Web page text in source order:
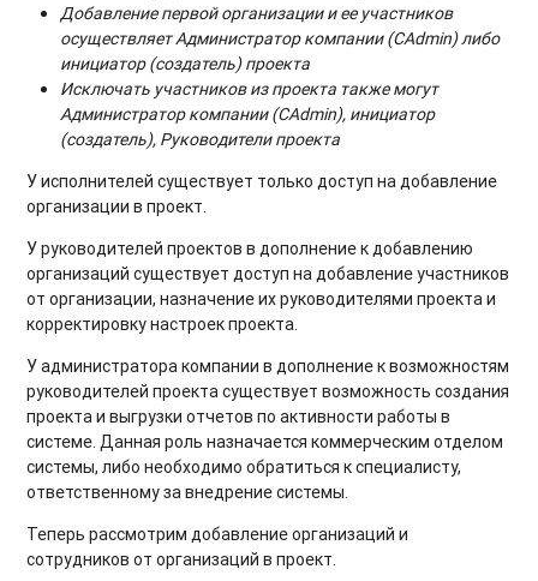
Добавление первой организации и ее участников
осуществляет Администратор компании (CAdmin) либо
инициатор (создатель) проекта
Исключать участников из проекта также могут
Администратор компании (CAdmin), инициатор
(создатель), Руководители проекта
У исполнителей существует только доступ на добавление
организации в проект.
У руководителей проектов в дополнение к добавлению
организаций существует доступ на добавление участников
от организации, назначение их руководителями проекта и
корректировку настроек проекта.
У администратора компании в дополнение к возможностям
руководителей проекта существует возможность создания
проекта и выгрузки отчетов по активности работы в
системе. Данная роль назначается коммерческим отделом
системы, либо необходимо обратиться к специалисту,
ответственному за внедрение системы.
Теперь рассмотрим добавление организаций и
сотрудников от организаций в проект.